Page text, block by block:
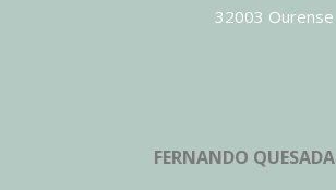
32003 Ourense
FERNANDO QUESADA